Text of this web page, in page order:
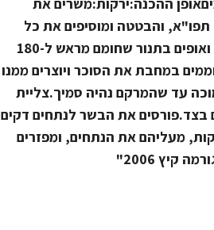
תפו"א, והבטטה ומוסיפים את כל
המרכיבים למעט הג'ינג'ר והסוכר.מתבלים במלח ופלפל ואופים בתנור שחומם מראש ל-180
במחבת את הסוכר ויוצרים ממנו
עד שהמרקם נהיה סמיך.צליית
מכל צד ומניחים בצד.פורסים את הבשר לנתחים דקים
מעליהם את הנתחים, ומפזרים
2006"